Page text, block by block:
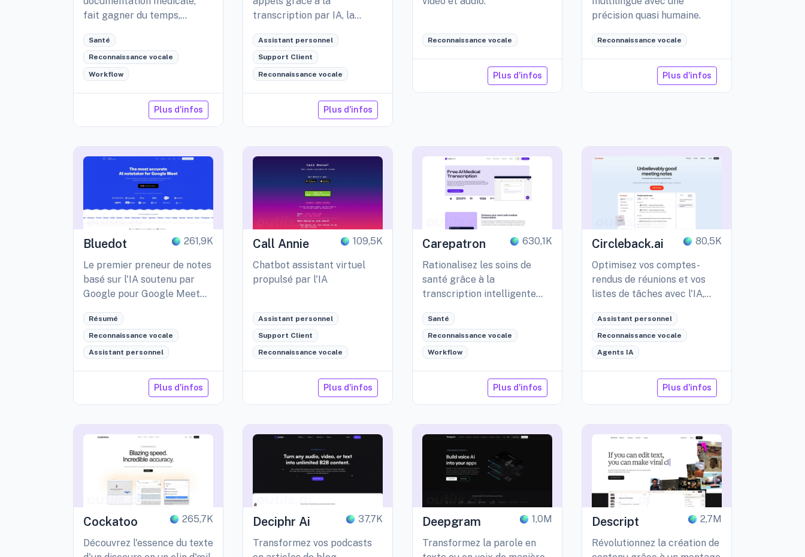
fait gagner du temps,
intégrée avec Epic.
Santé
Reconnaissance vocale
Workflow
Plus d'infos
transcription par IA, la
réponses intelligentes en
temps réel.
Assistant personnel
Support Client
Reconnaissance vocale
Plus d'infos
Reconnaissance vocale
Plus d'infos
précision quasi humaine.
Reconnaissance vocale
Plus d'infos
Bluedot 261,9K
Le premier preneur de notes
basé sur l'IA soutenu par
Google pour Google Meet
nécessiter la présence de
bots dans l'appel.
Résumé
Reconnaissance vocale
Assistant personnel
Plus d'infos
Call Annie 109,5K
Chatbot assistant virtuel
propulsé par l'IA
Assistant personnel
Support Client
Reconnaissance vocale
Plus d'infos
Carepatron 630,1K
Rationalisez les soins de
santé grâce à la
transcription intelligente
gestion intégrés.
Santé
Reconnaissance vocale
Workflow
Plus d'infos
Circleback.ai 80,5K
Optimisez vos comptes-
rendus de réunions et vos
listes de tâches avec l'IA,
sécurité des données.
Assistant personnel
Reconnaissance vocale
Agents IA
Plus d'infos
Cockatoo 265,7K
Découvrez l'essence du texte
Deciphr Ai 37,7K
Transformez vos podcasts
Deepgram 1,0M
Transformez la parole en
Descript 2,7M
Révolutionnez la création de